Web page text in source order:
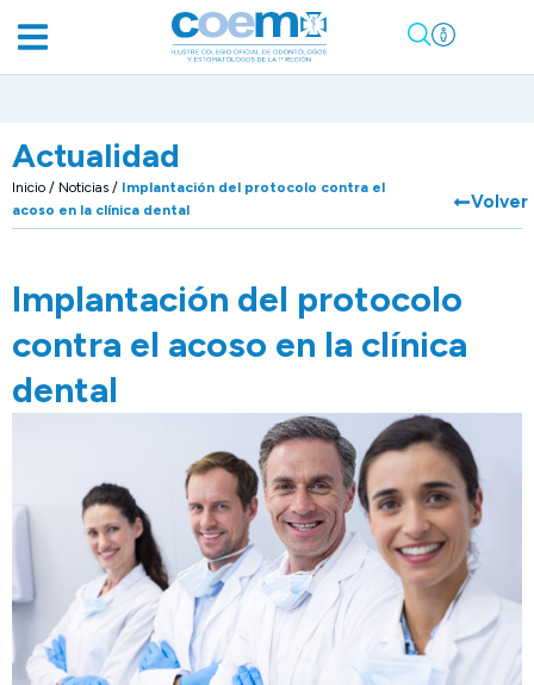
Actualidad
Inicio / Noticias / Implantación del protocolo contra el
acoso en la clínica dental
Volver
Implantación del protocolo
contra el acoso en la clínica
dental